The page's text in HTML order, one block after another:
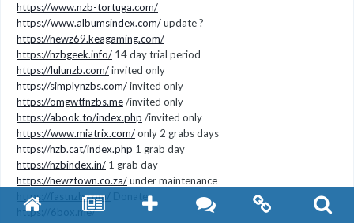
https://www.nzb-tortuga.com/
https://www.albumsindex.com/update ?
https://newz69.keagaming.com/
https://nzbgeek.info/ 14 day trial period
https://lulunzb.com/invited only
https://simplynzbs.com/invited only
https://omgwtfnzbs.me/invited only
https://abook.to/index.php /invited only
https://www.miatrix.com/only 2 grabs days
https://nzb.cat/index.php 1 grab day
https://nzbindex.in/ 1 grab day
https://newztown.co.za/under maintenance
https://fastnzb.com/
https://6box.me/